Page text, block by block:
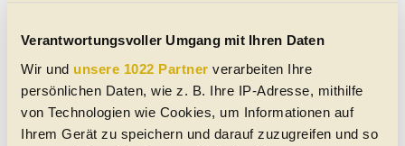
Verantwortungsvoller Umgang mit Ihren Daten
Wir und unsere 1022 Partner verarbeiten Ihre
persönlichen Daten, wie z. B. Ihre IP-Adresse, mithilfe
von Technologien wie Cookies, um Informationen auf
Ihrem Gerät zu speichern und darauf zuzugreifen und so
Suche Artikeln